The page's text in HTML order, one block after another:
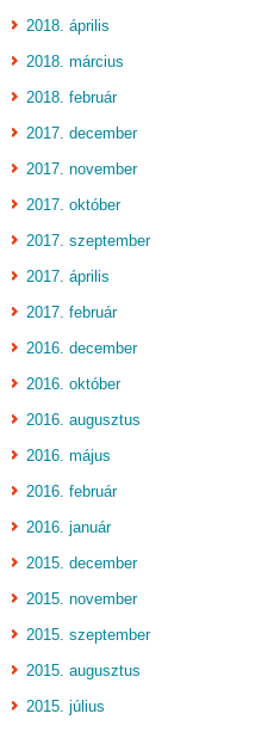
2018. április
2018. március
2018. február
2017. december
2017. november
2017. október
2017. szeptember
2017. április
2017. február
2016. december
2016. október
2016. augusztus
2016. május
2016. február
2016. január
2015. december
2015. november
2015. szeptember
2015. augusztus
2015. július